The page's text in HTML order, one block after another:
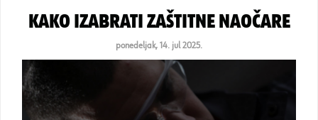
Kako izabrati zaštitne naočare
ponedeljak, 14. jul 2025.